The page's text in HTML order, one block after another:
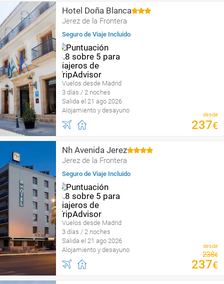
Hotel Doña Blanca
Jerez de la Frontera
Seguro de Viaje Incluido
Vuelos desde Madrid
3 días / 2 noches
Salida el 21 ago 2026
Alojamiento y desayuno
desde
237€
Nh Avenida Jerez
Jerez de la Frontera
Seguro de Viaje Incluido
Vuelos desde Madrid
3 días / 2 noches
Salida el 21 ago 2026
Alojamiento y desayuno
desde
238€
237€